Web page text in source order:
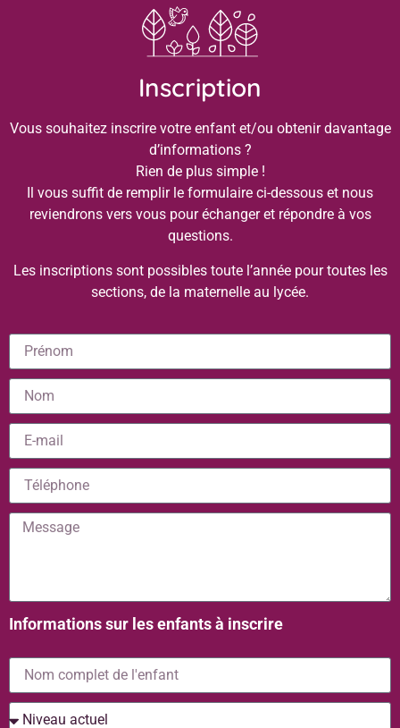
Inscription
Vous souhaitez inscrire votre enfant et/ou obtenir davantage
d’informations ?
Rien de plus simple !
Il vous suffit de remplir le formulaire ci-dessous et nous
reviendrons vers vous pour échanger et répondre à vos
questions.
Les inscriptions sont possibles toute l’année pour toutes les
sections, de la maternelle au lycée.
Informations sur les enfants à inscrire